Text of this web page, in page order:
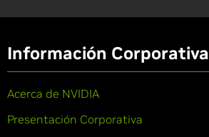
Información Corporativa
Acerca de NVIDIA
Presentación Corporativa